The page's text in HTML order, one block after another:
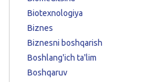
Biotexnologiya
Biznes
Biznesni boshqarish
Boshlang'ich ta'lim
Boshqaruv